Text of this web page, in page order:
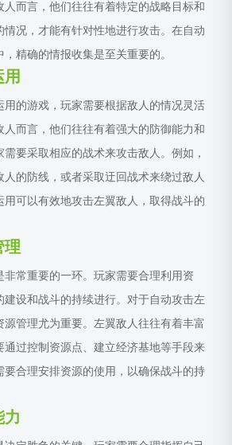
人而言，他们往往有着特定的战略目标和
情况，才能有针对性地进行攻击。在自动
精确的情报收集是至关重要的。
用的游戏，玩家需要根据敌人的情况灵活
人而言，他们往往有着强大的防御能力和
要采取相应的战术来攻击敌人。例如，
人的防线，或者采取迂回战术来绕过敌人
用可以有效地攻击左翼敌人，取得战斗的
理
非常重要的一环。玩家需要合理利用资
建设和战斗的持续进行。对于自动攻击左
源管理尤为重要。左翼敌人往往有着丰富
通过控制资源点、建立经济基地等手段来
要合理安排资源的使用，以确保战斗的持
力